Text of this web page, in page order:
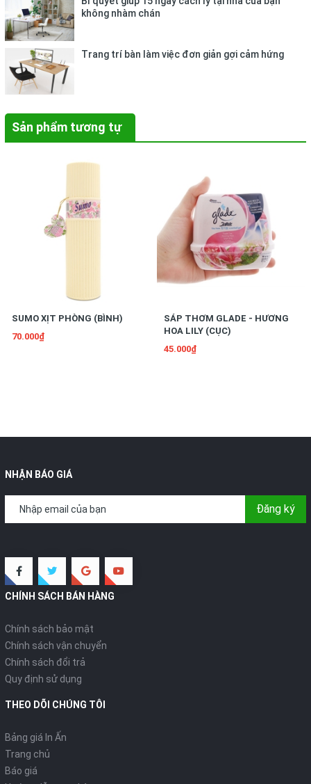
không nhàm chán
Trang trí bàn làm việc đơn giản gợi cảm hứng
Sản phẩm tương tự
SUMO XỊT PHÒNG (BÌNH)
70.000₫
SÁP THƠM GLADE - HƯƠNG
HOA LILY (CỤC)
45.000₫
NHẬN BÁO GIÁ
Đăng ký
CHÍNH SÁCH BÁN HÀNG
Chính sách bảo mật
Chính sách vận chuyển
Chính sách đổi trả
Quy định sử dụng
THEO DÕI CHÚNG TÔI
Bảng giá In Ấn
Trang chủ
Báo giá